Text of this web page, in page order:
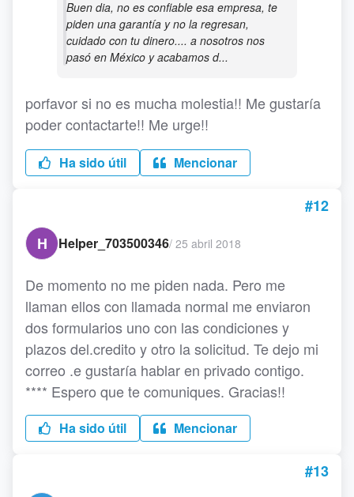
Buen dia, no es confiable esa empresa, te
piden una garantía y no la regresan,
cuidado con tu dinero.... a nosotros nos
pasó en México y acabamos d...
porfavor si no es mucha molestia!! Me gustaría
poder contactarte!! Me urge!!
Ha sido útil Mencionar
#12
H
Helper_703500346/ 25 abril 2018
De momento no me piden nada. Pero me
llaman ellos con llamada normal me enviaron
dos formularios uno con las condiciones y
plazos del.credito y otro la solicitud. Te dejo mi
correo .e gustaría hablar en privado contigo.
**** Espero que te comuniques. Gracias!!
Ha sido útil Mencionar
#13